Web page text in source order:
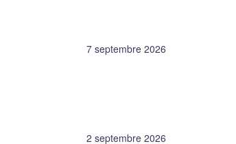
7 septembre 2026
2 septembre 2026